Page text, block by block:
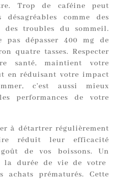
Trop de caféine peut
désagréables comme des
troubles du sommeil.
pas dépasser 400 mg de
quatre tasses. Respecter
santé, maintient votre
en réduisant votre impact
c’est aussi mieux
performances de votre
à détartrer régulièrement
réduit leur efficacité
de vos boissons. Un
durée de vie de votre
prématurés. Cette